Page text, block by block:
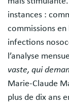
instances :
commissions
infections
l’analyse
vaste, qui
Marie-Claude
plus de dix ans